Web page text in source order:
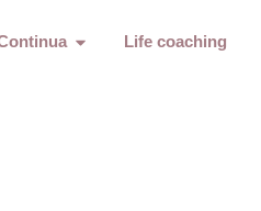
Life coaching